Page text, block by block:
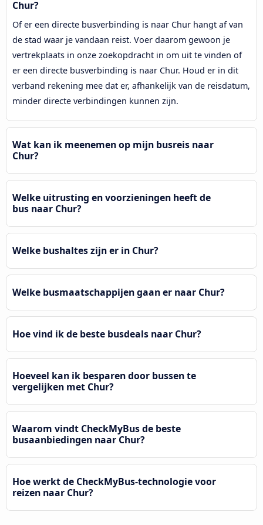
Chur?
Of er een directe busverbinding is naar Chur hangt af van
de stad waar je vandaan reist. Voer daarom gewoon je
vertrekplaats in onze zoekopdracht in om uit te vinden of
er een directe busverbinding is naar Chur. Houd er in dit
verband rekening mee dat er, afhankelijk van de reisdatum,
minder directe verbindingen kunnen zijn.
Wat kan ik meenemen op mijn busreis naar
Chur?
Welke uitrusting en voorzieningen heeft de
bus naar Chur?
Welke bushaltes zijn er in Chur?
Welke busmaatschappijen gaan er naar Chur?
Hoe vind ik de beste busdeals naar Chur?
Hoeveel kan ik besparen door bussen te
vergelijken met Chur?
Waarom vindt CheckMyBus de beste
busaanbiedingen naar Chur?
Hoe werkt de CheckMyBus-technologie voor
reizen naar Chur?